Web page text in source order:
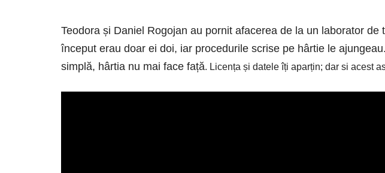
Teodora și Daniel Rogojan au pornit afacerea de la un laborator
început erau doar ei doi, iar procedurile scrise pe hârtie le
simplă, hârtia nu mai face față. Licența și datele îți aparțin; dar si acest